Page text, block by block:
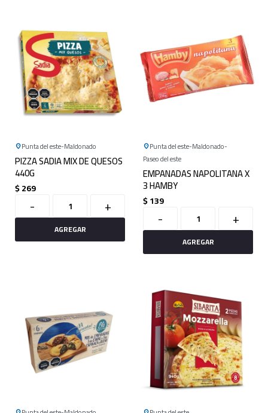
Punta del este Maldonado
PIZZA SADIA MIX DE QUESOS
440G
$269
- +
Punta del este Maldonado
Paseo del este
EMPANADAS NAPOLITANA X
3 HAMBY
$139
- +